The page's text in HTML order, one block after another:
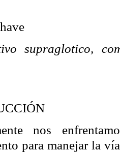
supraglotico,
nos
para manejar la